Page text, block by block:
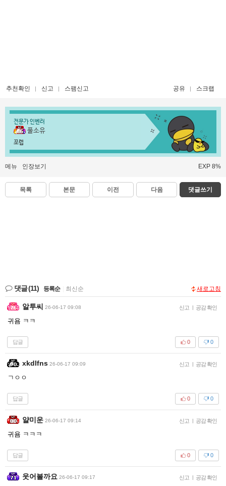
추천확인 신고 스팸신고 공유 스크랩
전문가 인벤러
풀소유
쪼렙
메뉴 인장보기 EXP 8%
목록 본문 이전 다음 댓글쓰기
댓글(11) 등록순 최신순 새로고침
알투씨 26-06-17 09:08 신고 | 공감 확인
귀욤 ㅋㅋ
답글 0
0
xkdlfns 26-06-17 09:09 신고 | 공감 확인
ㄱㅇㅇ
답글 0
0
얄미운 26-06-17 09:14 신고 | 공감 확인
귀욤 ㅋㅋㅋ
답글 0
0
웃어볼까요 26-06-17 09:17 신고 | 공감 확인